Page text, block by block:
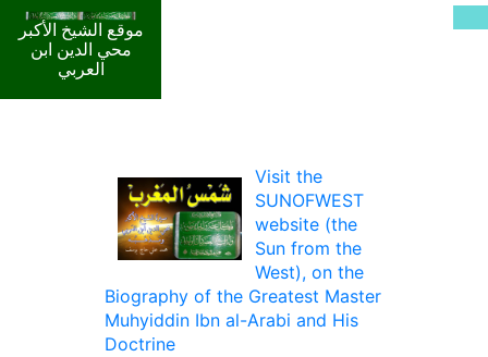
موقع الشيخ الأكبر
محي الدين ابن
العربي
Visit the
SUNOFWEST
website (the
Sun from the
West), on the
Biography of the Greatest Master
Muhyiddin Ibn al-Arabi and His
Doctrine